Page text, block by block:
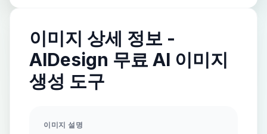
이미지 상세 정보 -
AIDesign 무료 AI 이미지
생성 도구
이미지 설명